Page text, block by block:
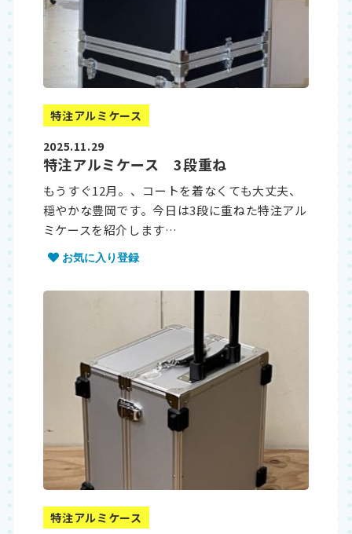
特注アルミケース
2025.11.29
特注アルミケース 3段重ね
もうすぐ12月。、コートを着なくても大丈夫、
穏やかな豊岡です。今日は3段に重ねた特注アル
ミケースを紹介します…
お気に入り登録
特注アルミケース